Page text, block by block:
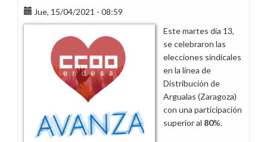
Centros
Agrupados
de
Generación
Tenerife
Jue, 15/04/2021 - 08:59
Este martes día 13,
se celebraron las
elecciones sindicales
en la línea de
Distribución de
Argualas (Zaragoza)
con una participación
superior al 80%.